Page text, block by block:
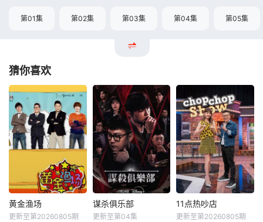
第01集 第02集 第03集 第04集 第05集
猜你喜欢
黄金渔场
更新至第20260805期
谋杀俱乐部
更新至第04集
11点热吵店
更新至第20260805期